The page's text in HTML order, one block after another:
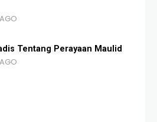
Tentang Perayaan Maulid